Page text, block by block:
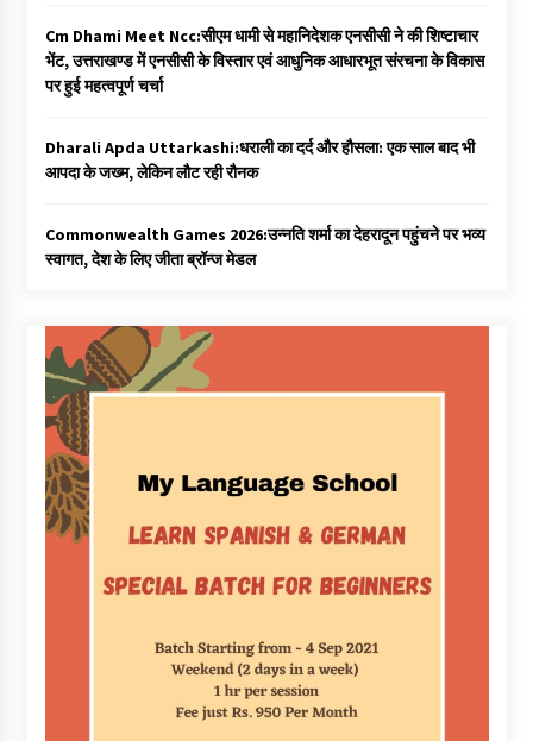
Cm Dhami Meet Ncc:सीएम धामी से महानिदेशक एनसीसी ने की शिष्टाचार
भेंट, उत्तराखण्ड में एनसीसी के विस्तार एवं आधुनिक आधारभूत संरचना के विकास
पर हुई महत्वपूर्ण चर्चा
Dharali Apda Uttarkashi:धराली का दर्द और हौसला: एक साल बाद भी
आपदा के जख्म, लेकिन लौट रही रौनक
Commonwealth Games 2026:उन्नति शर्मा का देहरादून पहुंचने पर भव्य
स्वागत, देश के लिए जीता ब्रॉन्ज मेडल